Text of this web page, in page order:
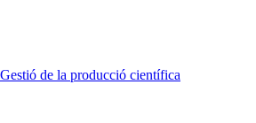
de la producció científica